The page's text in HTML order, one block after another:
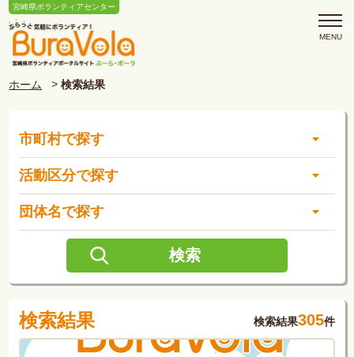
宮崎県ボランティアセンター
ホーム 検索結果
市町村で探す
活動区分で探す
団体名で探す
検索結果 検索結果305件